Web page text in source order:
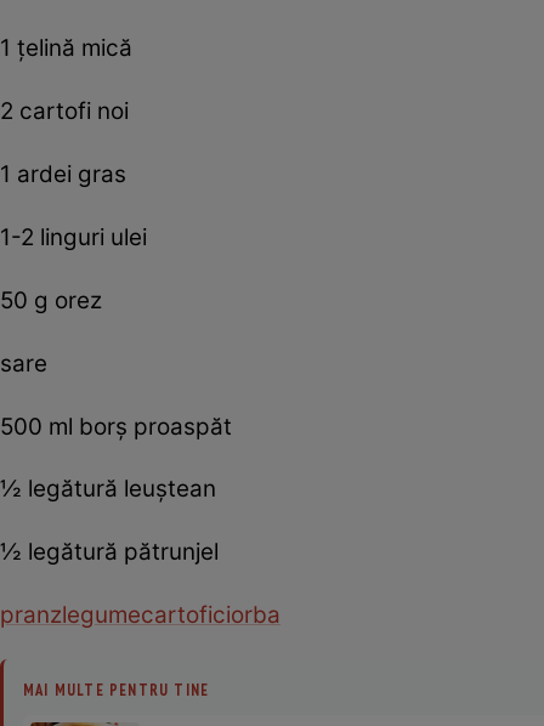
1 ţelină mică
2 cartofi noi
1 ardei gras
1-2 linguri ulei
50 g orez
sare
500 ml borş proaspăt
½ legătură leuştean
½ legătură pătrunjel
pranzlegumecartoficiorba
MAI MULTE PENTRU TINE